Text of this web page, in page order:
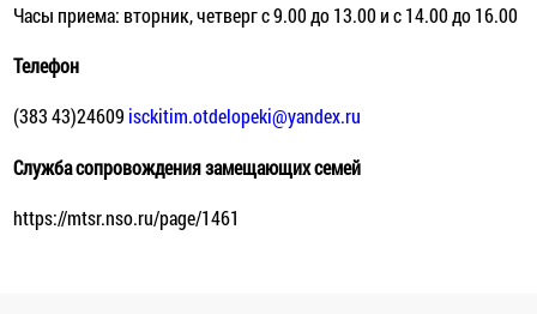
Часы приема: вторник, четверг с 9.00 до 13.00 и с 14.00 до 16.00
Телефон
(383 43)24609 isckitim.otdelopeki@yandex.ru
Служба сопровождения замещающих семей
https://mtsr.nso.ru/page/1461